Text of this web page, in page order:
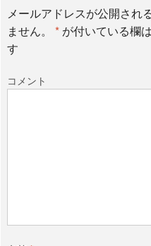
o
e
r
メールアドレスが公開され
ません。
* が付いている欄
す
コメント